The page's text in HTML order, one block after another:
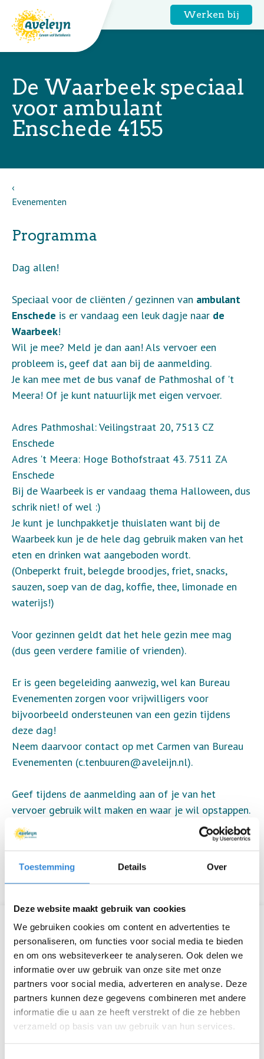
Toestemming Details Over
Deze website maakt gebruik van cookies
We gebruiken cookies om content en advertenties te
personaliseren, om functies voor social media te bieden
en om ons websiteverkeer te analyseren. Ook delen we
informatie over uw gebruik van onze site met onze
partners voor social media, adverteren en analyse. Deze
partners kunnen deze gegevens combineren met andere
informatie die u aan ze heeft verstrekt of die ze hebben
verzameld op basis van uw gebruik van hun services.
Werken bij
De Waarbeek speciaal
voor ambulant
Enschede 4155
Evenementen
Informatie
Datum
za 30 okt.
Tijd
11:00 - 17:00
Locatie
De Waarbeek, Hengelo
Programma
Dag allen!
Speciaal voor de cliënten / gezinnen van ambulant
Enschede is er vandaag een leuk dagje naar de
Waarbeek!
Wil je mee? Meld je dan aan! Als vervoer een
probleem is, geef dat aan bij de aanmelding.
Je kan mee met de bus vanaf de Pathmoshal of 't
Meera! Of je kunt natuurlijk met eigen vervoer.
Adres Pathmoshal: Veilingstraat 20, 7513 CZ
Enschede
Adres 't Meera: Hoge Bothofstraat 43. 7511 ZA
Enschede
Bij de Waarbeek is er vandaag thema Halloween, dus
schrik niet! of wel :)
Je kunt je lunchpakketje thuislaten want bij de
Waarbeek kun je de hele dag gebruik maken van het
eten en drinken wat aangeboden wordt.
(Onbeperkt fruit, belegde broodjes, friet, snacks,
sauzen, soep van de dag, koffie, thee, limonade en
waterijs!)
Voor gezinnen geldt dat het hele gezin mee mag
(dus geen verdere familie of vrienden).
Er is geen begeleiding aanwezig, wel kan Bureau
Evenementen zorgen voor vrijwilligers voor
bijvoorbeeld ondersteunen van een gezin tijdens
deze dag!
Neem daarvoor contact op met Carmen van Bureau
Evenementen (c.tenbuuren@aveleijn.nl).
Geef tijdens de aanmelding aan of je van het
vervoer gebruik wilt maken en waar je wil opstappen.
Een week van tevoren ontvangt iedere aanmelder
een uitgebreide informatiemail.
Groetjes!